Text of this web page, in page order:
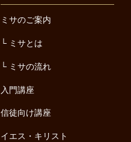
ミサのご案内
ミサとは
ミサの流れ
入門講座
信徒向け講座
イエス・キリスト